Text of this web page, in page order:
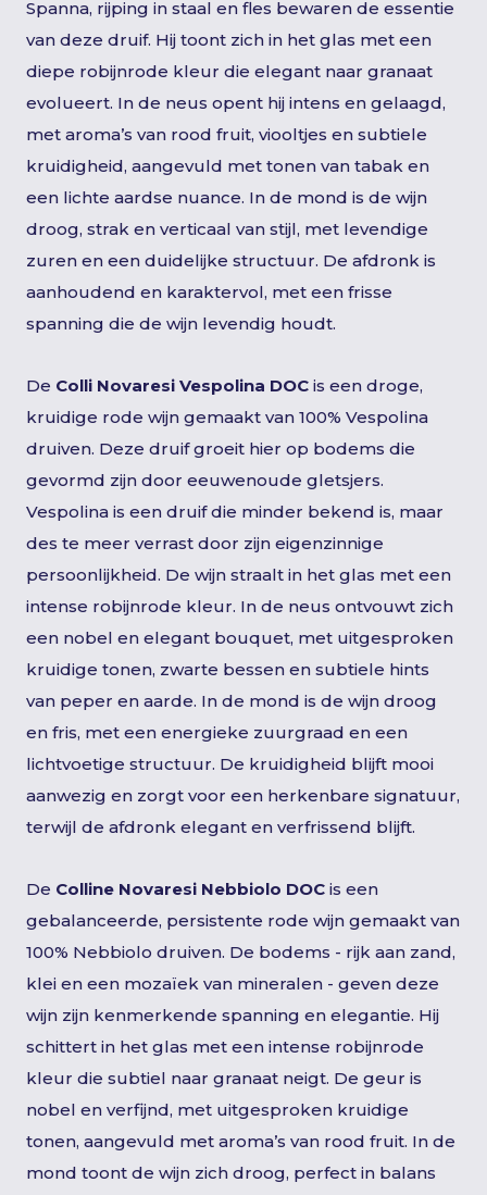
Spanna, rijping in staal en fles bewaren de essentie
van deze druif. Hij toont zich in het glas met een
diepe robijnrode kleur die elegant naar granaat
evolueert. In de neus opent hij intens en gelaagd,
met aroma’s van rood fruit, viooltjes en subtiele
kruidigheid, aangevuld met tonen van tabak en
een lichte aardse nuance. In de mond is de wijn
droog, strak en verticaal van stijl, met levendige
zuren en een duidelijke structuur. De afdronk is
aanhoudend en karaktervol, met een frisse
spanning die de wijn levendig houdt.
De Colli Novaresi Vespolina DOC is een droge,
kruidige rode wijn gemaakt van 100% Vespolina
druiven. Deze druif groeit hier op bodems die
gevormd zijn door eeuwenoude gletsjers.
Vespolina is een druif die minder bekend is, maar
des te meer verrast door zijn eigenzinnige
persoonlijkheid. De wijn straalt in het glas met een
intense robijnrode kleur. In de neus ontvouwt zich
een nobel en elegant bouquet, met uitgesproken
kruidige tonen, zwarte bessen en subtiele hints
van peper en aarde. In de mond is de wijn droog
en fris, met een energieke zuurgraad en een
lichtvoetige structuur. De kruidigheid blijft mooi
aanwezig en zorgt voor een herkenbare signatuur,
terwijl de afdronk elegant en verfrissend blijft.
De Colline Novaresi Nebbiolo DOC is een
gebalanceerde, persistente rode wijn gemaakt van
100% Nebbiolo druiven. De bodems - rijk aan zand,
klei en een mozaïek van mineralen - geven deze
wijn zijn kenmerkende spanning en elegantie. Hij
schittert in het glas met een intense robijnrode
kleur die subtiel naar granaat neigt. De geur is
nobel en verfijnd, met uitgesproken kruidige
tonen, aangevuld met aroma’s van rood fruit. In de
mond toont de wijn zich droog, perfect in balans